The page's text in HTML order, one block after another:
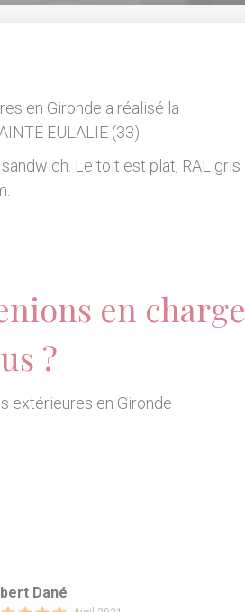
en Gironde a réalisé la
EULALIE (33).
Le toit est plat, RAL gris
en charge
?
extérieures en Gironde :
Dané